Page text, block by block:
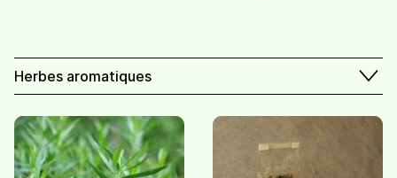
Contact
Herbes aromatiques